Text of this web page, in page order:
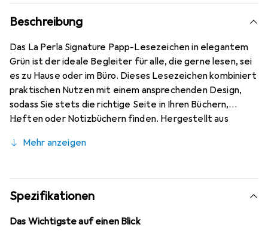
Beschreibung
Das La Perla Signature Papp-Lesezeichen in elegantem
Grün ist der ideale Begleiter für alle, die gerne lesen, sei
es zu Hause oder im Büro. Dieses Lesezeichen kombiniert
praktischen Nutzen mit einem ansprechenden Design,
sodass Sie stets die richtige Seite in Ihren Büchern,
Heften oder Notizbüchern finden. Hergestellt aus
Langlebigkeit und ist einfach in der Handhabung. Mit
sodass es problemlos in jedes Buch passt. Das stilvolle
Design in frischem Grün macht es zudem zu einem
attraktiven Accessoire, das sich hervorragend als kleines
Geschenk für Freunde oder Kolleg*innen eignet. Mit dem
Mehr anzeigen
Spezifikationen
Das Wichtigste auf einen Blick